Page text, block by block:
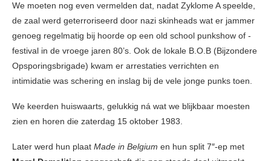
We moeten nog even vermelden dat, nadat Zyklome A speelde,
de zaal werd geterroriseerd door nazi skinheads wat er jammer
genoeg regelmatig bij hoorde op een old school punkshow of -
festival in de vroege jaren 80’s. Ook de lokale B.O.B (Bijzondere
Opsporingsbrigade) kwam er arrestaties verrichten en
intimidatie was schering en inslag bij de vele jonge punks toen.
We keerden huiswaarts, gelukkig ná wat we blijkbaar moesten
zien en horen die zaterdag 15 oktober 1983.
Later werd hun plaat Made in Belgium en hun split 7″-ep met